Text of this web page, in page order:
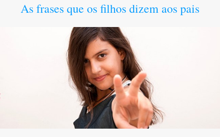
As frases que os filhos dizem aos pais